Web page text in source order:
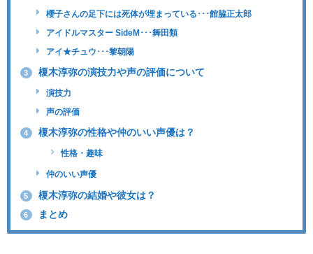
櫻子さんの足下には死体が埋まっている･･･館脇正太郎
アイドルマスター SideM･･･舞田類
アイ★チュウ･･･黎朝陽
3 榎木淳弥の演技力や声の評価について
演技力
声の評価
4 榎木淳弥の性格や仲のいい声優は？
性格・趣味
仲のいい声優
5 榎木淳弥の結婚や彼女は？
6 まとめ